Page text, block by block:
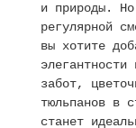
и природы.
регулярной
вы хотите
забот,
тюльпанов в
станет